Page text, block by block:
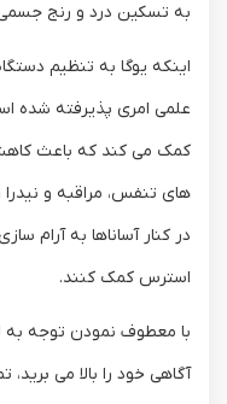
به تسکین درد و رنج
اینکه یوگا به تنظیم
علمی امری پذیرفته شده
کمک می کند که باعث
های تنفس، مراقبه و
در کنار آساناها به
استرس کمک کنند.
با معطوف نمودن توجه
آگاهی خود را بالا می